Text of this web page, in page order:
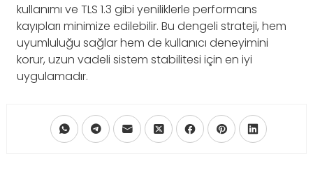
kullanımı ve TLS 1.3 gibi yeniliklerle performans
kayıpları minimize edilebilir. Bu dengeli strateji, hem
uyumluluğu sağlar hem de kullanıcı deneyimini
korur, uzun vadeli sistem stabilitesi için en iyi
uygulamadır.